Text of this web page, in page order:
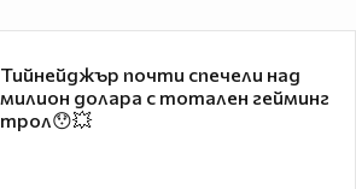
Тийнейджър почти спечели над
милион долара с тотален гейминг
трол😯💥